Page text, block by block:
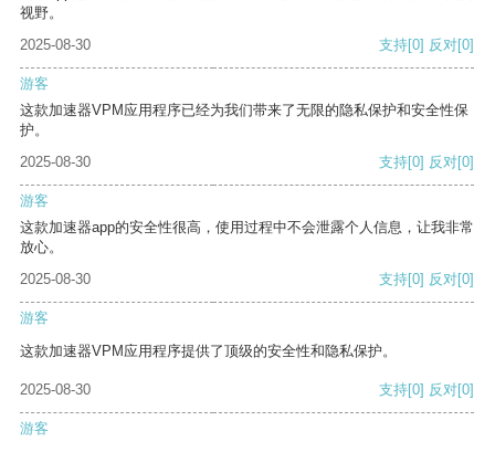
视野。
2025-08-30
支持[0] 反对[0]
游客
这款加速器VPM应用程序已经为我们带来了无限的隐私保护和安全性保
护。
2025-08-30
支持[0] 反对[0]
游客
这款加速器app的安全性很高，使用过程中不会泄露个人信息，让我非常
放心。
2025-08-30
支持[0] 反对[0]
游客
这款加速器VPM应用程序提供了顶级的安全性和隐私保护。
2025-08-30 支持[0] 反对[0]
游客